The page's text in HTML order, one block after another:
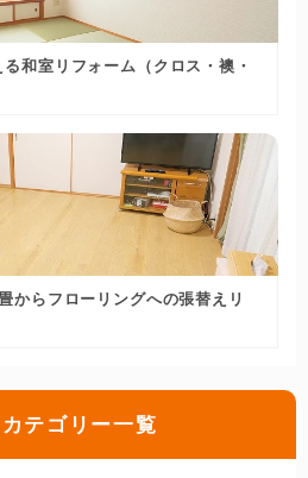
和室リフォーム（クロス・襖・
からフローリングへの張替えリ
テゴリー一覧